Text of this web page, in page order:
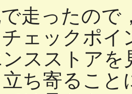
走ったので
ェックポ
スストア
立ち寄るこ